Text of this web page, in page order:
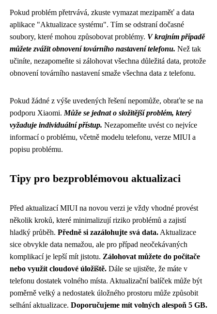
Pokud problém přetrvává, zkuste vymazat mezipaměť a data
aplikace "Aktualizace systému". Tím se odstraní dočasné
soubory, které mohou způsobovat problémy. V krajním případě
můžete zvážit obnovení továrního nastavení telefonu. Než tak
učiníte, nezapomeňte si zálohovat všechna důležitá data, protože
obnovení továrního nastavení smaže všechna data z telefonu.
Pokud žádné z výše uvedených řešení nepomůže, obraťte se na
podporu Xiaomi. Může se jednat o složitější problém, který
vyžaduje individuální přístup. Nezapomeňte uvést co nejvíce
informací o problému, včetně modelu telefonu, verze MIUI a
popisu problému.
Tipy pro bezproblémovou aktualizaci
Před aktualizací MIUI na novou verzi je vždy vhodné provést
několik kroků, které minimalizují riziko problémů a zajistí
hladký průběh. Předně si zazálohujte svá data. Aktualizace
sice obvykle data nemažou, ale pro případ neočekávaných
komplikací je lepší mít jistotu. Zálohovat můžete do počítače
nebo využít cloudové úložiště. Dále se ujistěte, že máte v
telefonu dostatek volného místa. Aktualizační balíček může být
poměrně velký a nedostatek úložného prostoru může způsobit
selhání aktualizace. Doporučujeme mít volných alespoň 5 GB.